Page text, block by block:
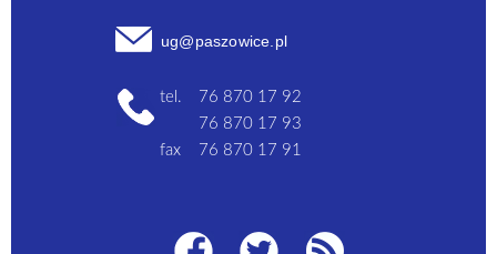
ug@paszowice.pl
tel.
76 870 17 92
76 870 17 93
fax
76 870 17 91